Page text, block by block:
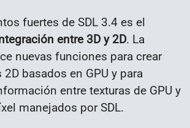
fuertes de SDL 3.4 es el
entre 3D y 2D. La
nuevas funciones para crear
basados en GPU y para
entre texturas de GPU y
manejados por SDL.